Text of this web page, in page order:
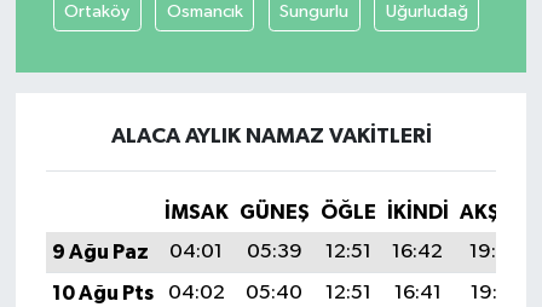
Ortaköy Osmancık Sungurlu Uğurludağ
ALACA AYLIK NAMAZ VAKITLERI
İMSAK GÜNEŞ ÖĞLE İKINDI
AKŞAM
9 Ağu Paz
04:01 05:39 12:51 16:42
19:54
10 Ağu Pts
04:02 05:40 12:51 16:41 19:52